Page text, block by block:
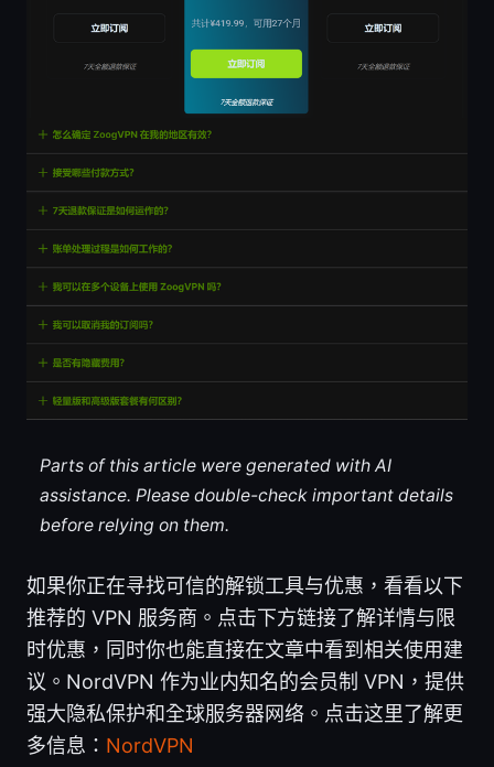
Parts of this article were generated with AI
assistance. Please double-check important details
before relying on them.
如果你正在寻找可信的解锁工具与优惠，看看以下
推荐的 VPN 服务商。点击下方链接了解详情与限
时优惠，同时你也能直接在文章中看到相关使用建
议。NordVPN 作为业内知名的会员制 VPN，提供
强大隐私保护和全球服务器网络。点击这里了解更
多信息： NordVPN